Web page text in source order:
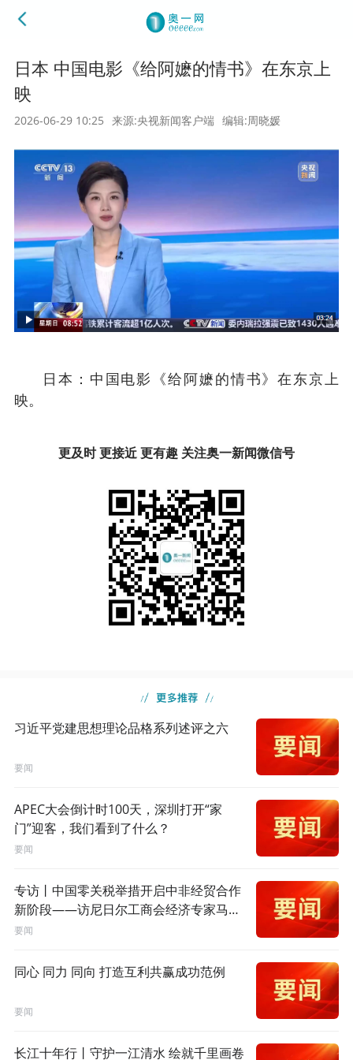
日本 中国电影《给阿嬷的情书》在东京上
映
2026-06-29 10:25 来源:央视新闻客户端 编辑:周晓媛
日本：中国电影《给阿嬷的情书》在东京上
映。
更及时 更接近 更有趣 关注奥一新闻微信号
习近平党建思想理论品格系列述评之六
要闻
APEC大会倒计时100天，深圳打开“家
门”迎客，我们看到了什么？
要闻
专访丨中国零关税举措开启中非经贸合作
新阶段——访尼日尔工商会经济专家马加
吉
要闻
同心 同力 同向 打造互利共赢成功范例
要闻
长江十年行丨守护一江清水 绘就千里画卷